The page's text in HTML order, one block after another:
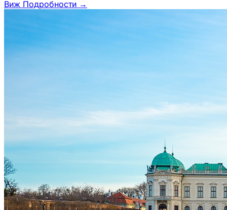
Виж Подробности →